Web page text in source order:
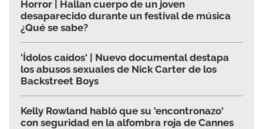
Horror | Hallan cuerpo de un joven
desaparecido durante un festival de música
¿Qué se sabe?
'Ídolos caídos' | Nuevo documental destapa
los abusos sexuales de Nick Carter de los
Backstreet Boys
Kelly Rowland habló que su 'encontronazo'
con seguridad en la alfombra roja de Cannes